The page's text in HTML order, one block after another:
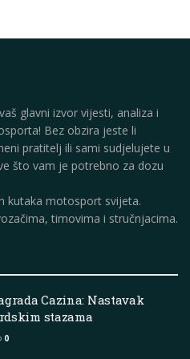
glavni izvor vijesti, analiza i
Bez obzira jeste li
pratitelj ili sami sudjelujete u
što vam je potrebno za dozu
kutaka motosport svijeta.
timovima i stručnjacima.
Cazina: Nastavak
stazama
0